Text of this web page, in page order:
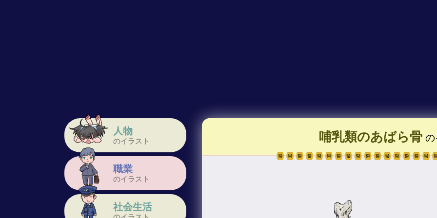
人物
のイラスト
職業
のイラスト
社会生活
哺乳類のあばら骨 の